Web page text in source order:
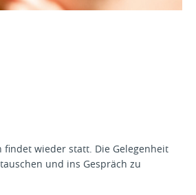
wieder statt. Die Gelegenheit
und ins Gespräch zu